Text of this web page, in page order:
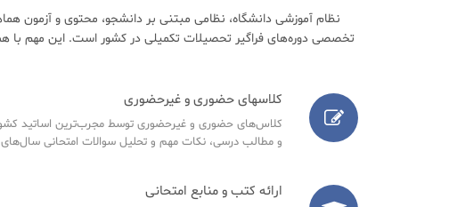
نظام آموزشی دانشگاه، نظامی مبتنی بر دانشجو، محتوی و آزمون
تخصصی دوره‌های فراگیر تحصیلات تکمیلی در کشور است. این مهم با
کلاسهای حضوری و غیرحضوری
کلاس‌های حضوری و غیرحضوری توسط مجرب‌ترین اساتید
و مطالب درسی، نکات مهم و تحلیل سوالات امتحانی سال‌های
ارائه کتب و منابع امتحانی